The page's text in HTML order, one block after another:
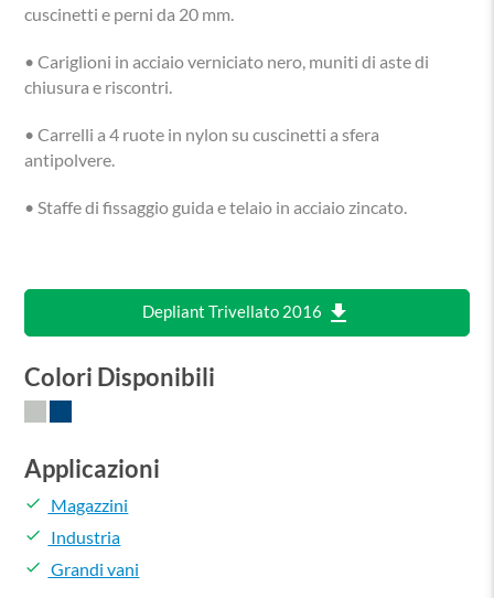
cuscinetti e perni da 20 mm.
• Cariglioni in acciaio verniciato nero, muniti di aste di
chiusura e riscontri.
• Carrelli a 4 ruote in nylon su cuscinetti a sfera
antipolvere.
• Staffe di fissaggio guida e telaio in acciaio zincato.
Depliant Trivellato 2016 file_download
Colori Disponibili
Applicazioni
done Magazzini
done Industria
done Grandi vani